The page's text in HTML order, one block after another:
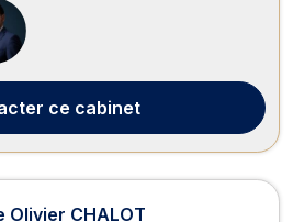
vos intérêts avec force et conviction
françai...
ce cabinet
Olivier CHALOT